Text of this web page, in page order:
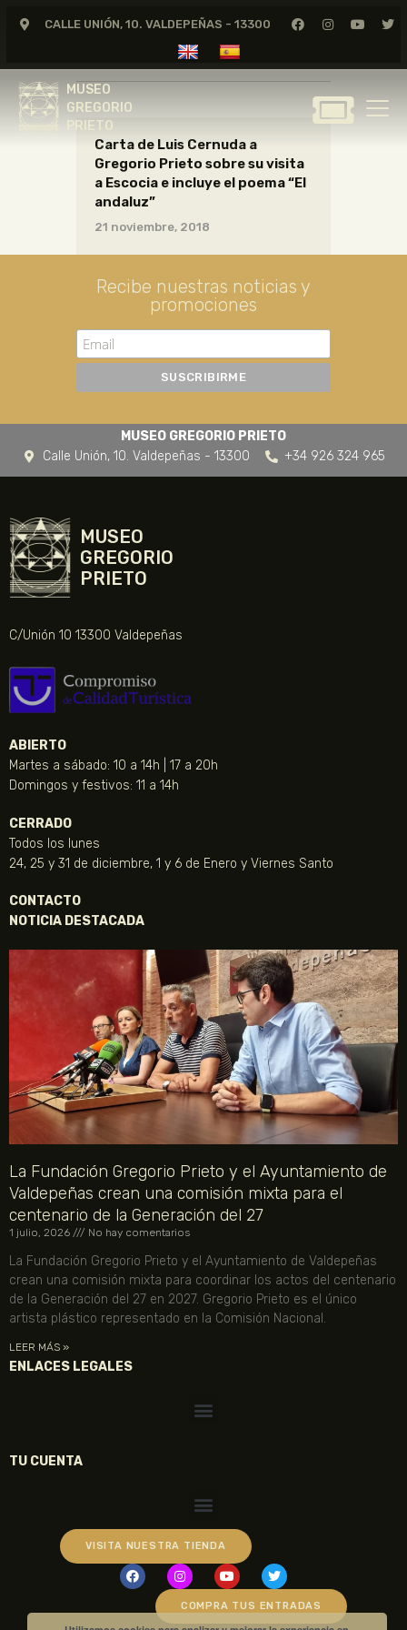
CALLE UNIÓN, 10. VALDEPEÑAS - 13300
MUSEO
GREGORIO
PRIETO
MUSEO
GREGORIO
GREGORIO PRIETO
MUSEO
ARCHIVO
CERTAMEN DE DIBUJO
TIENDA
Carta de Luis Cernuda a
Gregorio Prieto sobre su visita
a Escocia e incluye el poema “El
andaluz”
21 noviembre, 2018
Recibe nuestras noticias y
promociones
MUSEO GREGORIO PRIETO
Calle Unión, 10. Valdepeñas - 13300
+34 926 324 965
MUSEO
GREGORIO
PRIETO
C/Unión 10 13300 Valdepeñas
ABIERTO
Martes a sábado: 10 a 14h | 17 a 20h
Domingos y festivos: 11 a 14h
CERRADO
Todos los lunes
24, 25 y 31 de diciembre, 1 y 6 de Enero y Viernes Santo
CONTACTO
NOTICIA DESTACADA
La Fundación Gregorio Prieto y el Ayuntamiento de
Valdepeñas crean una comisión mixta para el
centenario de la Generación del 27
1 julio, 2026 No hay comentarios
La Fundación Gregorio Prieto y el Ayuntamiento de Valdepeñas
crean una comisión mixta para coordinar los actos del centenario
de la Generación del 27 en 2027. Gregorio Prieto es el único
artista plástico representado en la Comisión Nacional.
LEER MÁS »
ENLACES LEGALES
TU CUENTA
VISITA NUESTRA TIENDA
COMPRA TUS ENTRADAS